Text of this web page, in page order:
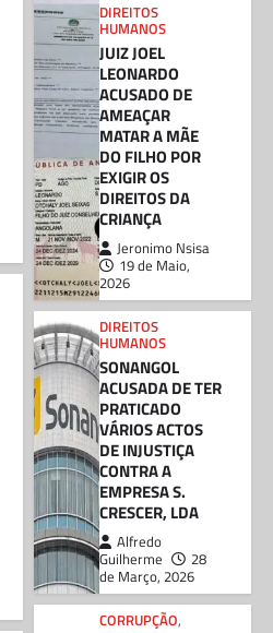
DIREITOS
HUMANOS
JUIZ JOEL
LEONARDO
ACUSADO DE
AMEAÇAR
MATAR A MÃE
DO FILHO POR
EXIGIR OS
DIREITOS DA
CRIANÇA
Jeronimo Nsisa
19 de Maio,
2026
DIREITOS
HUMANOS
SONANGOL
ACUSADA DE TER
PRATICADO
VÁRIOS ACTOS
DE INJUSTIÇA
CONTRA A
EMPRESA S.
CRESCER, LDA
Alfredo
Guilherme
28
de Março, 2026
CORRUPÇÃO,